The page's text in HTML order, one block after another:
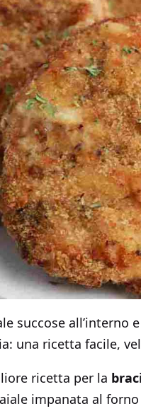
succose all’interno
una ricetta facile,
ricetta per la
impanata al